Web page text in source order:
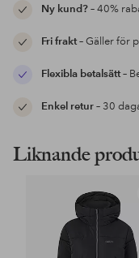
Ny kund?– 40%
Fri frakt– Gäller för
Flexibla betalsätt–
Enkel retur– 30
Liknande